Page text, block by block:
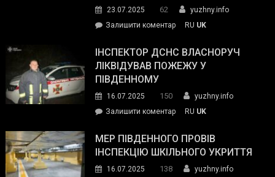
гуманітарну
допомогу
23.07.2025 62
yuzhny.info
Залишити коментарon
провів
нараду
силових
та
органів:
«Наш
спільний
RU UK
ІНСПЕКТОР ДСНС ВЛАСНОРУЧ
ЛІКВІДУВАВ ПОЖЕЖУ У
ПІВДЕННОМУ
16.07.2025 150
yuzhny.info
Залишити коментарon
ДСНС
власноруч
RU UK
МЕР ПІВДЕННОГО ПРОВІВ
ІНСПЕКЦІЮ ШКІЛЬНОГО УКРИТТЯ
16.07.2025 138 yuzhny.info